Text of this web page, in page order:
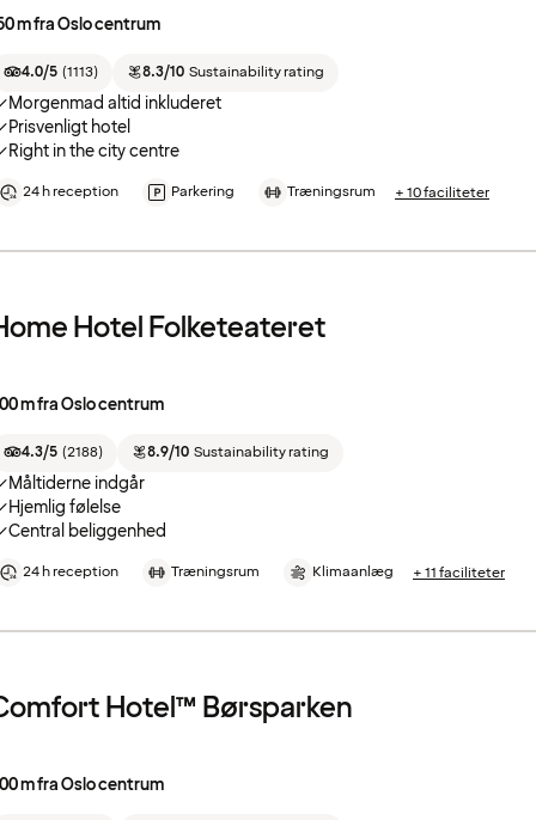
m fra Oslo centrum
4.0/5 (1113) 8.3/10 Sustainability rating
Morgenmad altid inkluderet
Prisvenligt hotel
Right in the city centre
24 h reception Parkering Træningsrum + 10 faciliteter
Hotel Folketeateret
m fra Oslo centrum
4.3/5 (2188) 8.9/10 Sustainability rating
Måltiderne indgår
Hjemlig følelse
Central beliggenhed
24 h reception Træningsrum Klimaanlæg + 11 faciliteter
Hotel™ Børsparken
m fra Oslo centrum